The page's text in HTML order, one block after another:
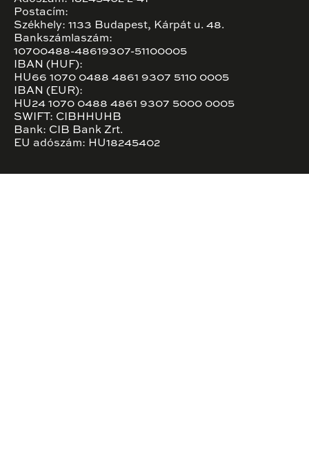
Postacím:
Székhely: 1133 Budapest, Kárpát u. 48.
Bankszámlaszám:
10700488-48619307-51100005
IBAN (HUF):
HU66 1070 0488 4861 9307 5110 0005
IBAN (EUR):
HU24 1070 0488 4861 9307 5000 0005
SWIFT: CIBHHUHB
Bank: CIB Bank Zrt.
EU adószám: HU18245402